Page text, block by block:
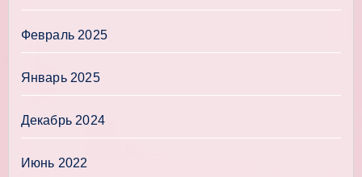
Февраль 2025
Январь 2025
Декабрь 2024
Июнь 2022